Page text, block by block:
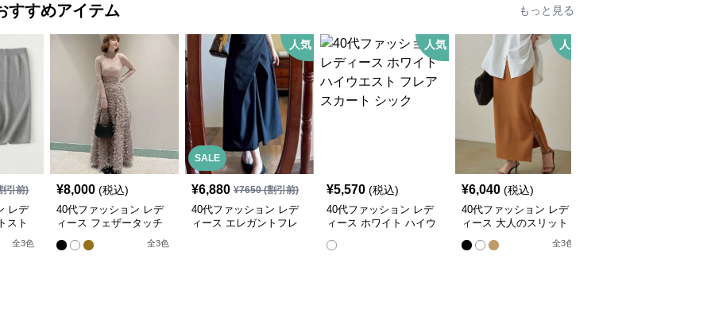
すすめアイテム もっと見る
引前)
レデ
スト
ート
全3色
¥8,000 (税込)
40代ファッション レデ
ィース フェザータッチ
全3色
SALE
人気
¥6,880 ¥7650(割引前)
40代ファッション レデ
ィース エレガントフレ
人気
¥5,570 (税込)
40代ファッション レデ
ィース ホワイト ハイウ
シック
人気
¥6,040 (税込)
40代ファッション レデ
ィース 大人のスリット
全3色